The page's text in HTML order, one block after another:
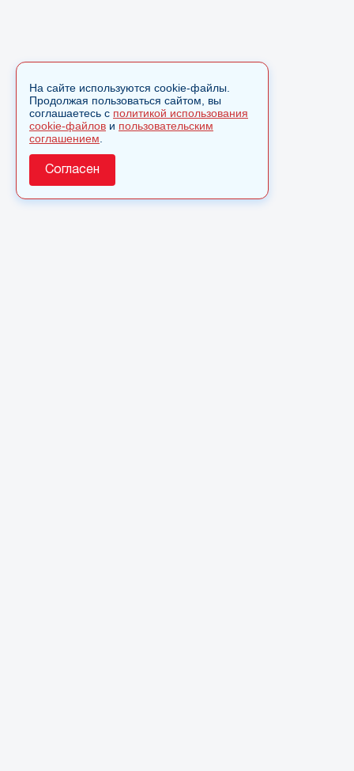
На сайте используются cookie-файлы.
Продолжая пользоваться сайтом, вы
соглашаетесь с политикой использования
cookie-файлов и пользовательским
соглашением
Согласен